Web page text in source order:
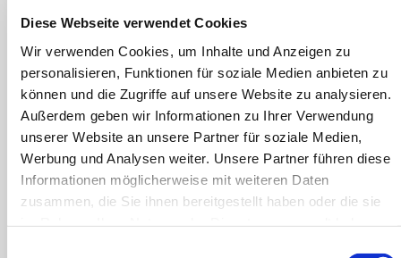
Diese Webseite verwendet Cookies
Wir verwenden Cookies, um Inhalte und Anzeigen zu
personalisieren, Funktionen für soziale Medien anbieten zu
können und die Zugriffe auf unsere Website zu analysieren.
Außerdem geben wir Informationen zu Ihrer Verwendung
unserer Website an unsere Partner für soziale Medien,
Werbung und Analysen weiter. Unsere Partner führen diese
Informationen möglicherweise mit weiteren Daten
zusammen, die Sie ihnen bereitgestellt haben oder die sie
Rinderkraftbrühe
8,50 €
Flädle
Spargelcremesuppe8,00 €
Geräuchertes Forellentatar14,50 €
Merrettichcréme | Senfkaviar | Piment d´espelette
Pfifferlingssalat15,00€
Wildkräuter I Kirschtomaten I Pinienkerne